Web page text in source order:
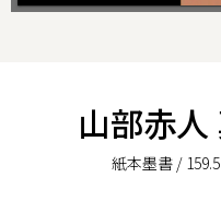
山部赤人
紙本墨書 /